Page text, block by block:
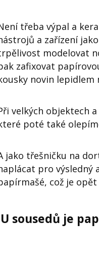
třeba výpal a
a zařízení
modelovat
zafixovat
novin lepidlem
velkých objektech
poté také
jako třešničku na
pro výsledný
což je
U sousedů je